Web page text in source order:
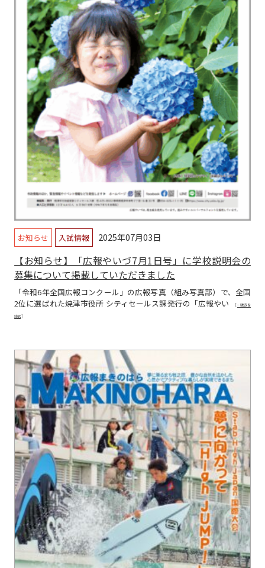
お知らせ 入試情報 2025年07月03日
【お知らせ】「広報やいづ7月1日号」に学校説明会の
募集について掲載していただきました
「令和6年全国広報コンクール」の広報写真（組み写真部）で、全国
2位に選ばれた焼津市役所 シティセールス課発行の「広報やい
[…続きを
読む]